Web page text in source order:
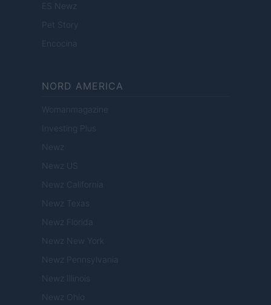
ES Newz
Pet Story
Encocina
NORD AMERICA
Womanmagazine
Investing Plus
Newz
Newz US
Newz California
Newz Texas
Newz Florida
Newz New York
Newz Pennsylvania
Newz Illinois
Newz Ohio